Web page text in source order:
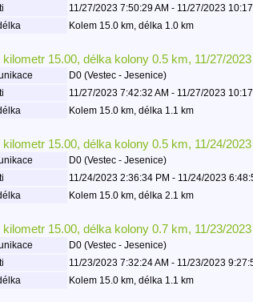
11/27/2023 7:50:29 AM - 11/27/2023
Kolem 15.0 km, délka 1.0 km
kilometr 15.00, délka kolony 0.5 km, 11/27/2023
D0 (Vestec - Jesenice)
11/27/2023 7:42:32 AM - 11/27/2023
Kolem 15.0 km, délka 1.1 km
kilometr 15.00, délka kolony 0.5 km, 11/24/
D0 (Vestec - Jesenice)
11/24/2023 2:36:34 PM - 11/24/2023
Kolem 15.0 km, délka 2.1 km
kilometr 15.00, délka kolony 0.7 km, 11/23/2023
D0 (Vestec - Jesenice)
11/23/2023 7:32:24 AM - 11/23/2023
Kolem 15.0 km, délka 1.1 km